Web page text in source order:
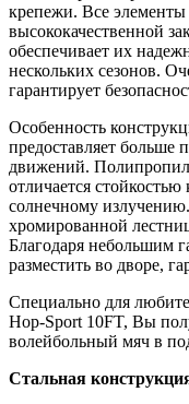
крепежи. Все
высококачественной
обеспечивает их
нескольких сезонов.
гарантирует
Особенность
предоставляет больше
движений.
отличается
солнечному
хромированной
Благодаря небольшим
разместить во дворе,
Специально для
Hop-Sport 10FT, Вы
волейбольный мяч в
Стальная